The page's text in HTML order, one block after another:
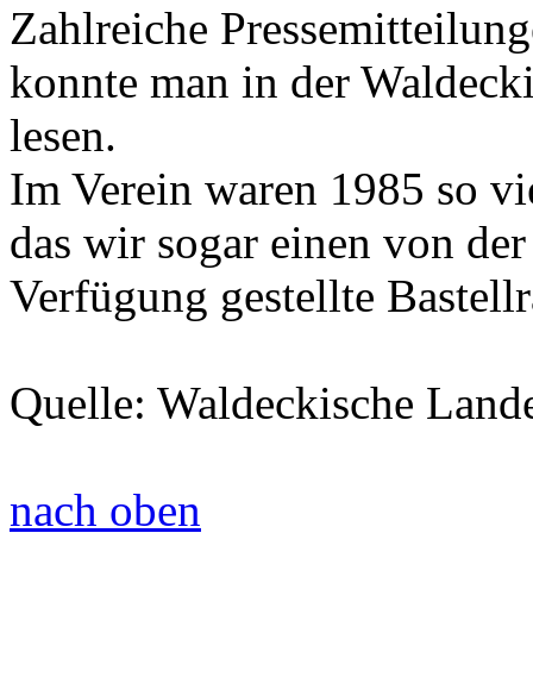
Zahlreiche
konnte man in der
lesen.
Im Verein waren 1985 so
das wir sogar einen von
Verfügung gestellte
Quelle: Waldeckische
nach oben